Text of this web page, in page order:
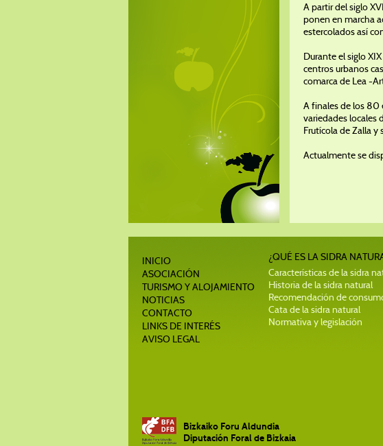
A partir del siglo
ponen en marcha
estercolados así
Durante el siglo
centros urbanos
comarca de Lea -
A finales de los 80
variedades locales
Frutícola de Zalla y
Actualmente se
INICIO
ASOCIACIÓN
TURISMO Y ALOJAMIENTO
NOTICIAS
CONTACTO
LINKS DE INTERÉS
AVISO LEGAL
¿QUÉ ES LA SIDRA
Características de la sidra
Historia de la sidra natural
Recomendación de
Cata de la sidra natural
Normativa y legislación
Bizkaiko Foru Aldundia
Diputación Foral de Bizkaia